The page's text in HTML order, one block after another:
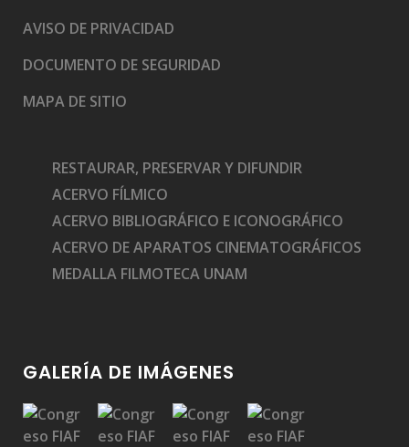
AVISO DE PRIVACIDAD
DOCUMENTO DE SEGURIDAD
MAPA DE SITIO
RESTAURAR, PRESERVAR Y DIFUNDIR
ACERVO FÍLMICO
ACERVO BIBLIOGRÁFICO E ICONOGRÁFICO
ACERVO DE APARATOS CINEMATOGRÁFICOS
MEDALLA FILMOTECA UNAM
GALERÍA DE IMÁGENES